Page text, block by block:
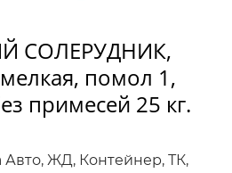
СОЛЕРУДНИК,
помол 1,
примесей 25 кг.
ЖД, Контейнер, ТК,